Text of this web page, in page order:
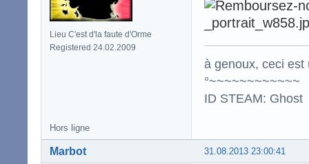
Lieu C'est d'la faute d'Orme
Registered 24.02.2009
à genoux, ceci est
°~~~~~~~~~~~~
ID STEAM: Ghost
Hors ligne
31.08.2013 23:00:41
Marbot